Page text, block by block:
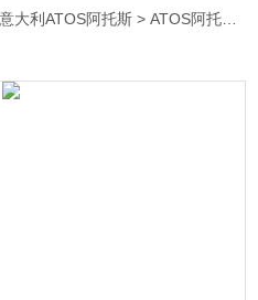
意大利ATOS阿托斯 >ATOS阿托斯比例阀